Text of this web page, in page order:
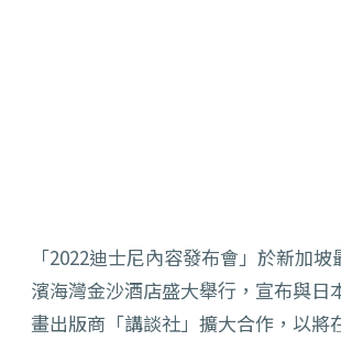
「2022迪士尼內容發布會」於新加
濱海灣金沙酒店盛大舉行，宣布與日
畫出版商「講談社」擴大合作， 以將